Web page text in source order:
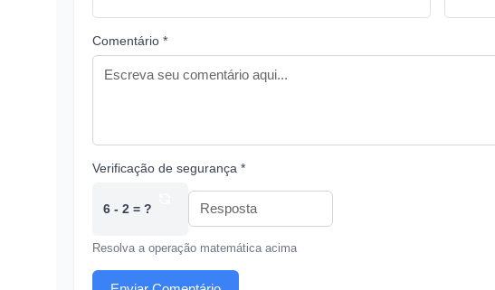
Comentário *
Verificação de segurança *
6 - 2 = ?
Resolva a operação matemática acima